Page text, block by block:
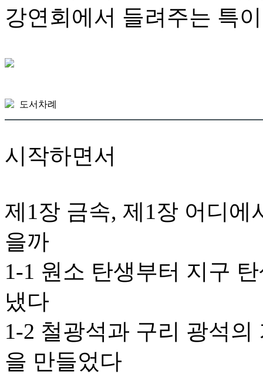
강연회에서 들려주는 특
도서차례
시작하면서
제1장 금속, 제1장 어디
을까
1-1 원소 탄생부터 지구
냈다
1-2 철광석과 구리 광석
을 만들었다